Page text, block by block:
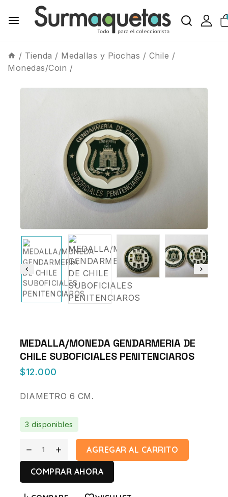
/ Tienda / Medallas y Piochas / Chile /
Monedas/Coin /
MEDALLA/MONEDA GENDARMERIA DE
CHILE SUBOFICIALES PENITENCIAROS
$12.000
DIAMETRO 6 CM.
3 disponibles
AGREGAR AL CARRITO
COMPRAR AHORA